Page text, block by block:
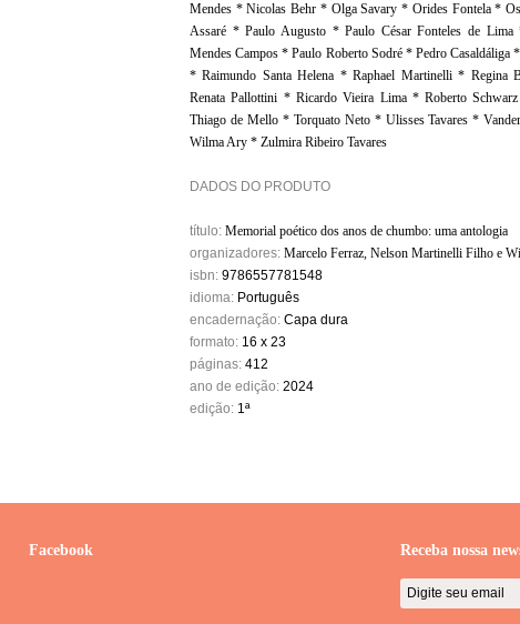
Mendes * Nicolas Behr * Olga Savary * Orides Fontela *
Assaré * Paulo Augusto * Paulo César Fonteles de
Mendes Campos * Paulo Roberto Sodré * Pedro
* Raimundo Santa Helena * Raphael Martinelli * Regina
Renata Pallottini * Ricardo Vieira Lima * Roberto
Thiago de Mello * Torquato Neto * Ulisses Tavares *
Wilma Ary * Zulmira Ribeiro Tavares
DADOS DO PRODUTO
título: Memorial poético dos anos de chumbo: uma antologia
organizadores: Marcelo Ferraz, Nelson Martinelli Filho e
isbn: 9786557781548
idioma: Português
encadernação: Capa dura
formato: 16 x 23
páginas: 412
ano de edição: 2024
edição: 1ª
Facebook Receba nossa